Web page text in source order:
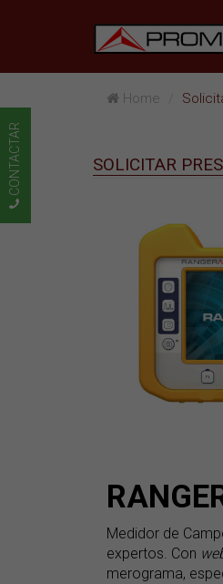
Home
SOLICITAR
Medidor de
expertos. Con
merograma,
CONTACTAR